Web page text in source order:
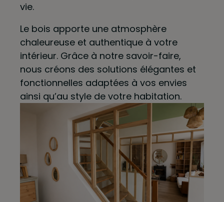
vie.
Le bois apporte une atmosphère
chaleureuse et authentique à votre
intérieur. Grâce à notre savoir-faire,
nous créons des solutions élégantes et
fonctionnelles adaptées à vos envies
ainsi qu’au style de votre habitation.